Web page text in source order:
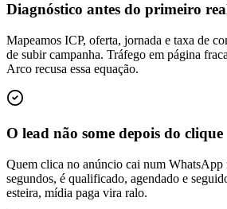
Diagnóstico antes do primeiro
Mapeamos ICP, oferta, jornada e taxa de
de subir campanha. Tráfego em página
Arco recusa essa equação.
O lead não some depois do clique
Quem clica no anúncio cai num WhatsApp
segundos, é qualificado, agendado e
esteira, mídia paga vira ralo.